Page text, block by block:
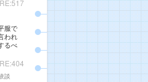
服で
われ
るべ
談